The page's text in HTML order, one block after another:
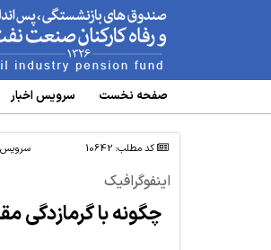
www.oipf.ir
صفحه نخست سرویس‌ اخبار
کد مطلب: 10642
اینفوگرافیک
چگونه با گرمازدگی